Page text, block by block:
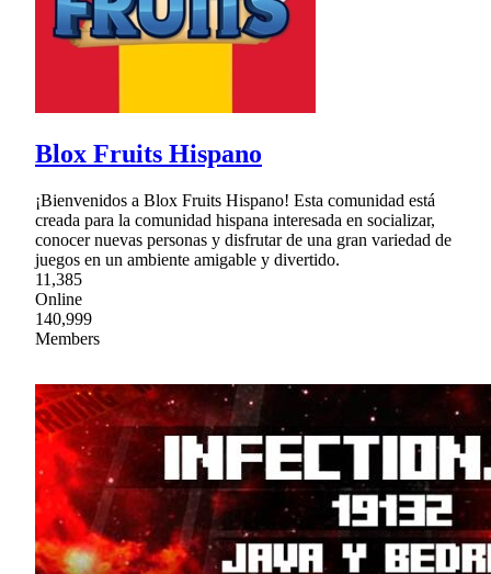
Blox Fruits Hispano
¡Bienvenidos a Blox Fruits Hispano! Esta comunidad está
creada para la comunidad hispana interesada en socializar,
conocer nuevas personas y disfrutar de una gran variedad de
juegos en un ambiente amigable y divertido.
11,385
Online
140,999
Members